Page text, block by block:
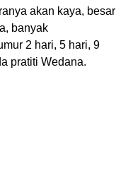
akan kaya, besar
banyak
2 hari, 5 hari, 9
pratiti Wedana.